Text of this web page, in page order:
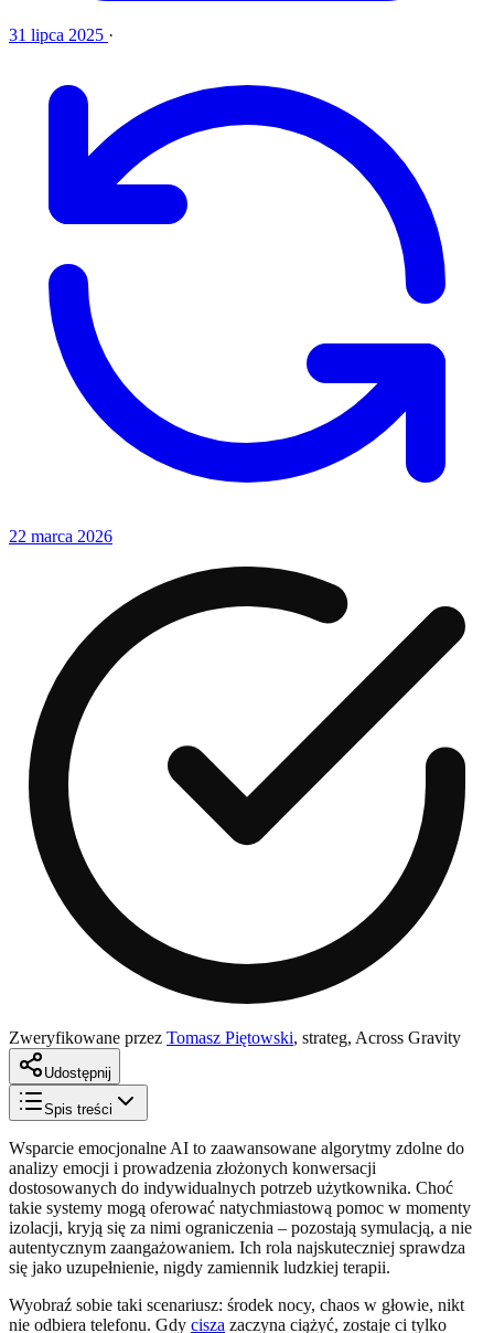
31 lipca 2025 ·
22 marca 2026
Zweryfikowane przez Tomasz Piętowski, strateg, Across Gravity
Udostępnij
Spis treści
Wsparcie emocjonalne AI to zaawansowane algorytmy zdolne do
analizy emocji i prowadzenia złożonych konwersacji
dostosowanych do indywidualnych potrzeb użytkownika. Choć
takie systemy mogą oferować natychmiastową pomoc w momenty
izolacji, kryją się za nimi ograniczenia – pozostają symulacją, a nie
autentycznym zaangażowaniem. Ich rola najskuteczniej sprawdza
się jako uzupełnienie, nigdy zamiennik ludzkiej terapii.
Wyobraź sobie taki scenariusz: środek nocy, chaos w głowie, nikt
nie odbiera telefonu. Gdy cisza zaczyna ciążyć, zostaje ci tylko